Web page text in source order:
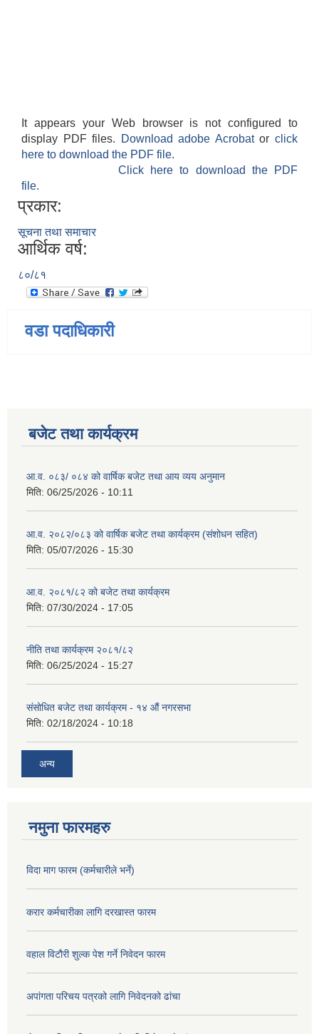
It appears your Web browser is not configured to
display PDF files.
Download adobe Acrobatorclick
here to download the PDF file.
Click here to download the PDF
file.
प्रकार:
सूचना तथा समाचार
आर्थिक वर्ष:
८०/८१
वडा पदाधिकारी
बजेट तथा कार्यक्रम
आ.व. ०८३/ ०८४ को वार्षिक बजेट तथा आय व्यय अनुमान
मिति: 06/25/2026 - 10:11
आ.व. २०८२/०८३ को वार्षिक बजेट तथा कार्यक्रम (संशोधन सहित)
मिति: 05/07/2026 - 15:30
आ.व. २०८१/८२ को बजेट तथा कार्यक्रम
मिति: 07/30/2024 - 17:05
नीति तथा कार्यक्रम २०८१/८२
मिति: 06/25/2024 - 15:27
संसोधित बजेट तथा कार्यक्रम - १४ औं नगरसभा
मिति: 02/18/2024 - 10:18
अन्य
नमुना फारमहरु
विदा माग फारम (कर्मचारीले भर्ने)
करार कर्मचारीका लागि दरखास्त फारम
वहाल विटौरी शुल्क पेश गर्ने निवेदन फारम
अपांगता परिचय पत्रको लागि निवेदनको ढांचा